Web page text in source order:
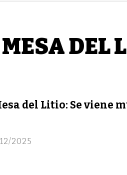
MESA DEL
del Litio: Se viene
2025